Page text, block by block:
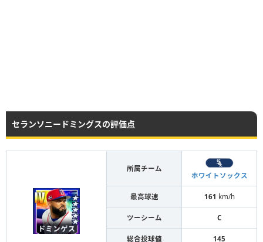
セランソニードミングスの評価点
所属チーム
ホワイトソックス
最高球速 161 km/h
ツーシーム C
総合投球値 145